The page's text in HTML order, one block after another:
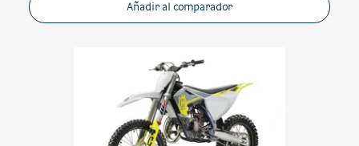
Añadir al comparador